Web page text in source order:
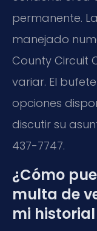
permanente.
manejado
County Circuit
variar. El
opciones
discutir su
437-7747.
¿Cómo
multa de
mi